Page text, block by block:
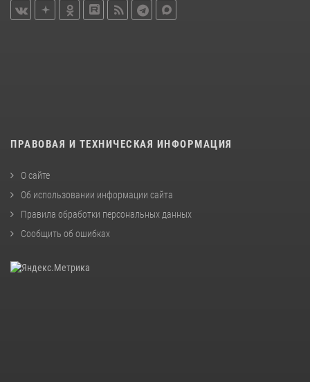
ПРАВОВАЯ И ТЕХНИЧЕСКАЯ ИНФОРМАЦИЯ
О сайте
Об использовании информации сайта
Правила обработки персональных данных
Сообщить об ошибках